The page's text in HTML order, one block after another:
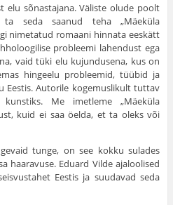
elu sõnastajana. Väliste olude poolt
seda saanud teha „Mäeküla
nimetatud romaani hinnata eeskätt
probleemi lahendust ega
vaid tüki elu kujundusena, kus on
hingeelu probleemid, tüübid ja
Eestis. Autorile kogemuslikult tuttav
Me imetleme „Mäeküla
kuid ei saa öelda, et ta oleks või
tunge, on see kokku sulades
haaravuse. Eduard Vilde ajaloolised
Eestis ja suudavad seda